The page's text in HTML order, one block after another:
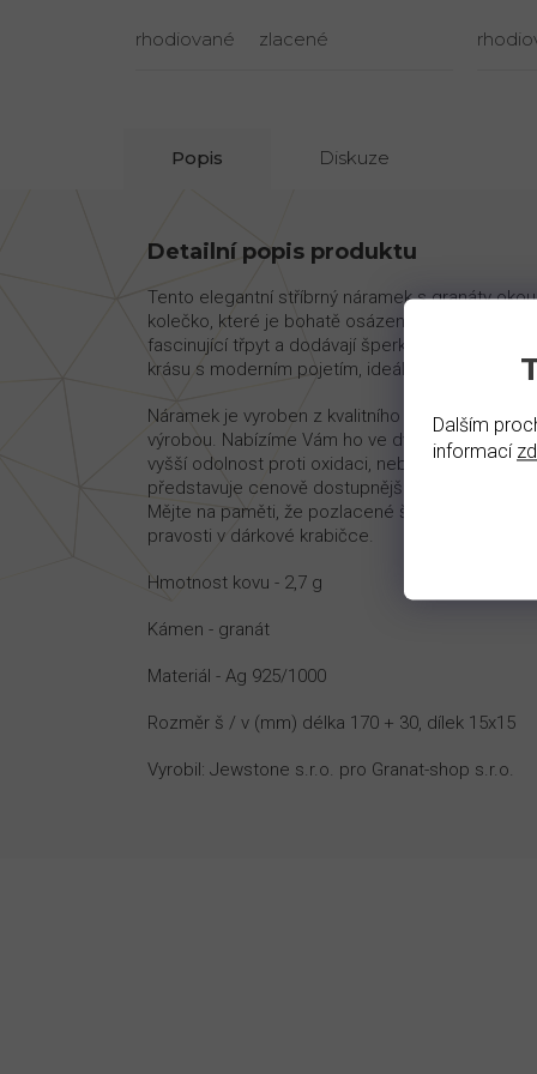
Dalším
informací
rhodiované zlacené
Popis Diskuze
Detailní popis produktu
Tento elegantní stříbrný náramek s granáty
kolečko, které je bohatě osázeno zářivými
fascinující třpyt a dodávají šperku hluboký,
krásu s moderním pojetím, ideální pro každou
Náramek je vyroben z kvalitního stříbra Ag
výrobou. Nabízíme Vám ho ve dvou variantách:
vyšší odolnost proti oxidaci, nebo pozlacené,
představuje cenově dostupnější alternativu k
Mějte na paměti, že pozlacené šperky vyžadují
pravosti v dárkové krabičce.
Hmotnost kovu - 2,7 g
Kámen - granát
Materiál - Ag 925/1000
Rozměr š / v (mm) délka 170 + 30, dílek 15x15
Vyrobil: Jewstone s.r.o. pro Granat-shop s.r.o.